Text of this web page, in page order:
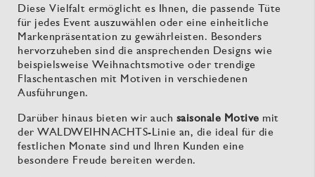
Diese Vielfalt ermöglicht es Ihnen, die passende Tüte
für jedes Event auszuwählen oder eine einheitliche
Markenpräsentation zu gewährleisten. Besonders
hervorzuheben sind die ansprechenden Designs wie
beispielsweise Weihnachtsmotive oder trendige
Flaschentaschen mit Motiven in verschiedenen
Ausführungen.
Darüber hinaus bieten wir auch saisonale Motive mit
der WALDWEIHNACHTS-Linie an, die ideal für die
festlichen Monate sind und Ihren Kunden eine
besondere Freude bereiten werden.